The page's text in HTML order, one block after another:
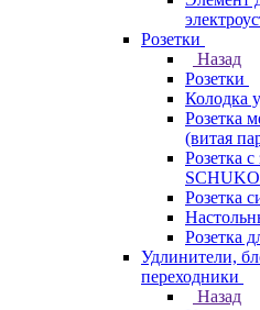
Розетки
Назад
Розетки
Колодка
Розетка
(витая
Розетка
SCHUKO
Розетка
Розетка
Удлинители,
переходники
Назад